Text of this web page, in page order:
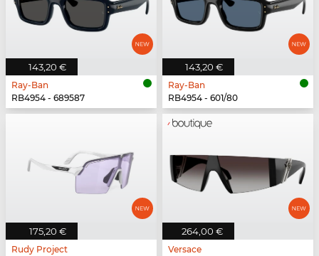
143,20 €
Ray-Ban
RB4954 - 689587
143,20 €
Ray-Ban
RB4954 - 601/80
175,20 €
Rudy Project
264,00 €
Versace